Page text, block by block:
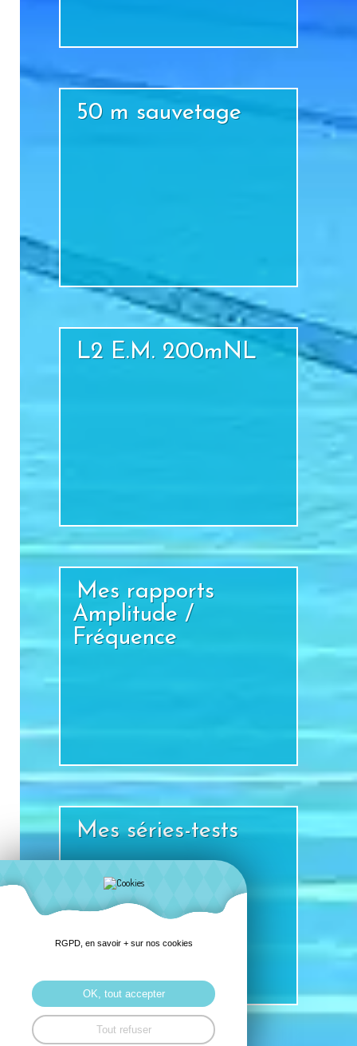
50 m sauvetage
L2 E.M. 200mNL
Mes rapports
Amplitude /
Fréquence
+
Mes séries-tests
1
RGPD, en savoir + sur nos cookies
OK, tout accepter
Tout refuser